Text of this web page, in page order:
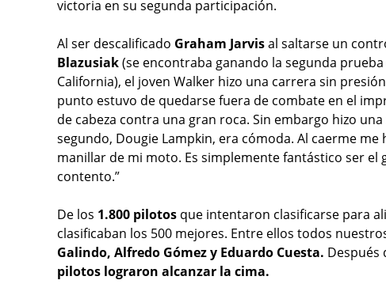
victoria en su segunda participación.
Al ser descalificado Graham Jarvisal saltarse un
Blazusiak(se encontraba ganando la segunda
California), el joven Walker hizo una carrera sin
punto estuvo de quedarse fuera de combate en el
de cabeza contra una gran roca. Sin embargo hizo
segundo, Dougie Lampkin, era cómoda. Al caerme
manillar de mi moto. Es simplemente fantástico ser
contento.”
De los 1.800 pilotos que intentaron clasificarse para
clasificaban los 500 mejores. Entre ellos todos
Galindo, Alfredo Gómez y Eduardo Cuesta. Después
pilotos lograron alcanzar la cima.